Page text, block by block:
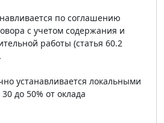
по соглашению
с учетом содержания и
работы (статья 60.2
устанавливается локальными
до 50% от оклада